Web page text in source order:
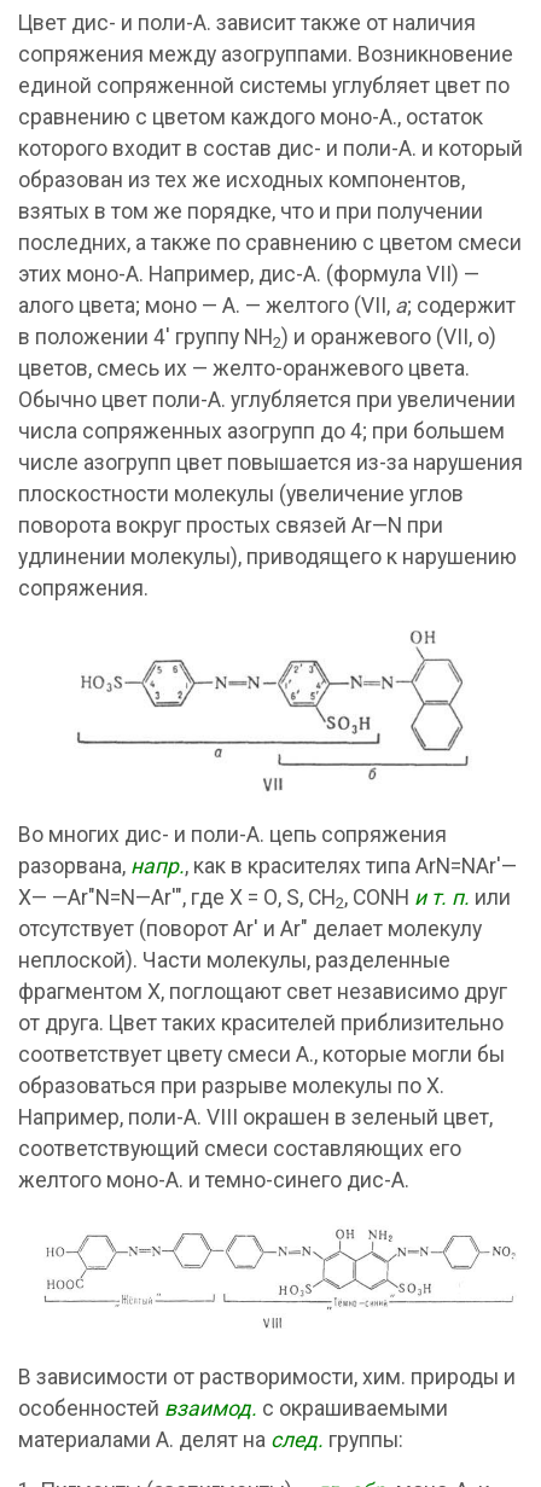
Цвет дис- и поли-А. зависит также от наличия
сопряжения между азогруппами. Возникновение
единой сопряженной системы углубляет цвет по
сравнению с цветом каждого моно-А., остаток
которого входит в состав дис- и поли-А. и который
образован из тех же исходных компонентов,
взятых в том же порядке, что и при получении
последних, а также по сравнению с цветом смеси
этих моно-А. Например, дис-А. (формула VII) —
aлoгo цвета; моно — А. — желтого (VII, а; содержит
в положении 4' группу NH 2) и оранжевого (VII, о)
цветов, смесь их — желто-оранжевого цвета.
Обычно цвет поли-А. углубляется при увеличении
числа сопряженных азогрупп до 4; при большем
числе азогрупп цвет повышается из-за нарушения
плоскостности молекулы (увеличение углов
поворота вокруг простых связей Ar—N при
удлинении молекулы), приводящего к нарушению
сопряжения.
Во многих дис- и поли-А. цепь сопряжения
разорвана, напр., как в красителях типа ArN=NAr'—
X— —Ar"N=N—Ar'", где X = О, S, CH 2, CONH и т. п. или
отсутствует (поворот Ar' и Ar" делает молекулу
неплоской). Части молекулы, разделенные
фрагментом X, поглощают свет независимо друг
от друга. Цвет таких красителей приблизительно
соответствует цвету смеси А., которые могли бы
образоваться при разрыве молекулы по Х.
Например, поли-А. VIII окрашен в зеленый цвет,
соответствующий смеси составляющих его
желтого моно-А. и темно-синего дис-А.
В зависимости от растворимости, хим. природы и
особенностей взаимод. с окрашиваемыми
материалами А. делят на след. группы: